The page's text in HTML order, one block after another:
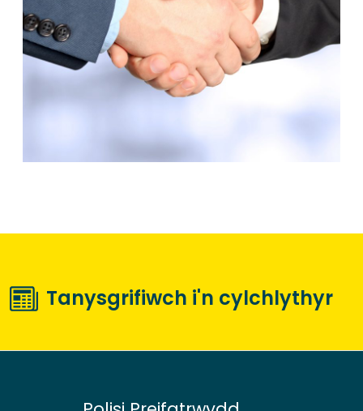
Tanysgrifiwch i'n cylchlythyr